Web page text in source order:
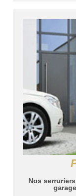
Nos